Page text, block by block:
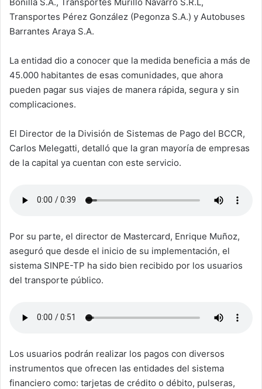
Transportes Pérez González (Pegonza S.A.) y Autobuses
Barrantes Araya S.A.
La entidad dio a conocer que la medida beneficia a más de
45.000 habitantes de esas comunidades, que ahora
pueden pagar sus viajes de manera rápida, segura y sin
complicaciones.
El Director de la División de Sistemas de Pago del BCCR,
Carlos Melegatti, detalló que la gran mayoría de empresas
de la capital ya cuentan con este servicio.
Por su parte, el director de Mastercard, Enrique Muñoz,
aseguró que desde el inicio de su implementación, el
sistema SINPE-TP ha sido bien recibido por los usuarios
del transporte público.
Los usuarios podrán realizar los pagos con diversos
instrumentos que ofrecen las entidades del sistema
financiero como: tarjetas de crédito o débito, pulseras,